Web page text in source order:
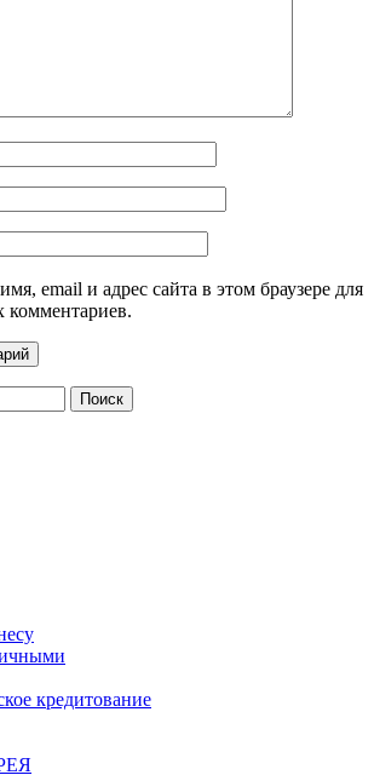
email и адрес сайта в этом браузере для
кредитование